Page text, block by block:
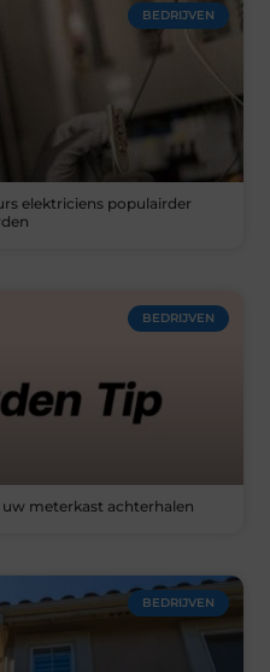
BEDRIJVEN
elektriciens populairder
BEDRIJVEN
meterkast achterhalen
BEDRIJVEN